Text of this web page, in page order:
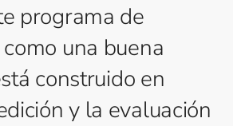
programa de
una buena
construido en
y la evaluación